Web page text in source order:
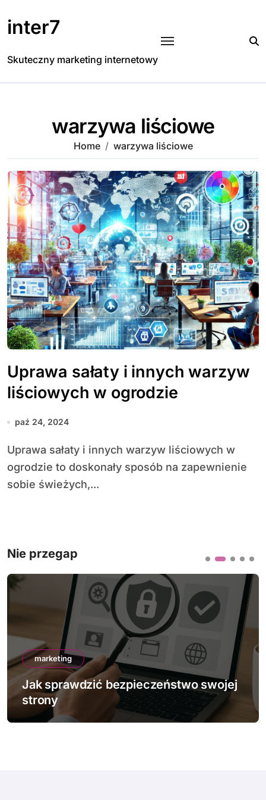
to
content
inter7
Skuteczny marketing internetowy
warzywa liściowe
Home warzywa liściowe
Uprawa sałaty i innych warzyw
liściowych w ogrodzie
paź 24, 2024
Uprawa sałaty i innych warzyw liściowych w
ogrodzie to doskonały sposób na zapewnienie
sobie świeżych,...
Nie przegap
marketing
Jak sprawdzić bezpieczeństwo swojej
strony